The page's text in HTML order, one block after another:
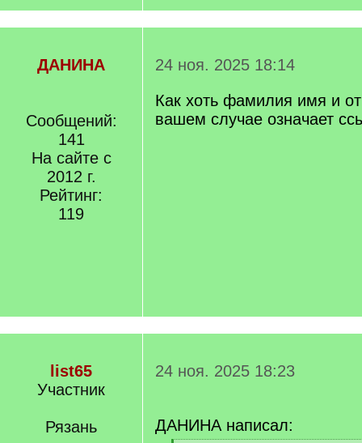
ДАНИНА
Сообщений:
141
На сайте с
2012 г.
Рейтинг:
119
24 ноя. 2025 18:14
Как хоть фамилия имя и
вашем случае означает
list65
Участник
Рязань
24 ноя. 2025 18:23
ДАНИНА написал: